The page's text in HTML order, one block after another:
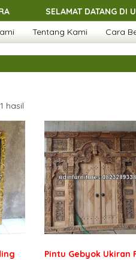
DATANG DI
DATANG DI
DATANG DI
Tentang Kami Cara
hasil
Pintu Gebyok Ukiran